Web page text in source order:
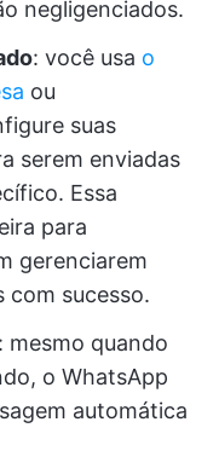
negligenciados.
: você usa o
ou
suas
serem enviadas
Essa
para
gerenciarem
com sucesso.
: mesmo quando
o WhatsApp
automática